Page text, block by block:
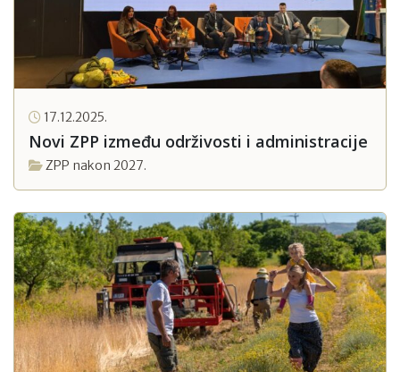
17.12.2025.
Novi ZPP između održivosti i administracije
ZPP nakon 2027.